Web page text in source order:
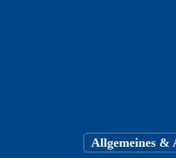
Allgemeines &